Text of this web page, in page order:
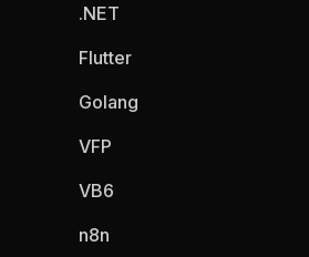
.NET
Flutter
Golang
VFP
VB6
n8n